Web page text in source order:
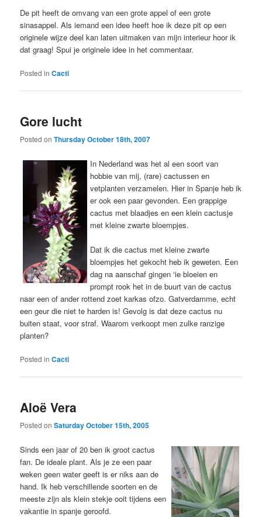
De pit heeft de omvang van een grote appel of een grote
sinasappel. Als iemand een idee heeft hoe ik deze pit op een
originele wijze deel kan laten uitmaken van mijn interieur hoor ik
dat graag! Spui je originele idee in het commentaar.
Posted in Cacti
Gore lucht
Posted onThursday October 18th, 2007
In Nederland was het al een soort van
hobbie van mij, (rare) cactussen en
vetplanten verzamelen. Hier in Spanje heb ik
er ook een paar gevonden. Een grappige
cactus met blaadjes en een klein cactusje
met kleine zwarte bloempjes.
Dat ik die cactus met kleine zwarte
bloempjes het gekocht heb ik geweten. Een
dag na aanschaf gingen ‘ie bloeien en
prompt rook het in de buurt van de cactus
naar een of ander rottend zoet karkas ofzo. Gatverdamme, echt
een geur die niet te harden is! Gevolg is dat deze cactus nu
buiten staat, voor straf. Waarom verkoopt men zulke ranzige
planten?
Posted in Cacti
Aloë Vera
Posted onSaturday October 15th, 2005
Sinds een jaar of 20 ben ik groot cactus
fan. De ideale plant. Als je ze een paar
weken geen water geeft is er niks aan de
hand. Ik heb verschillende soorten en de
meeste zijn als klein stekje ooit tijdens een
vakantie in spanje geroofd.